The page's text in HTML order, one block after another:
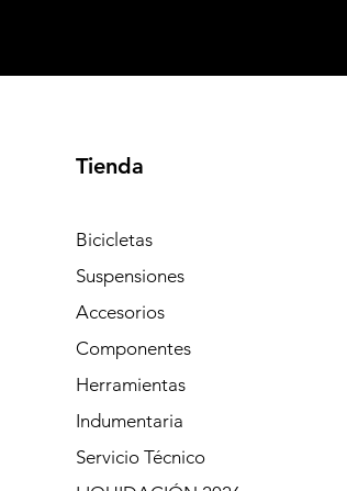
Tienda
Bicicletas
Suspensiones
Accesorios
Componentes
Herramientas
Indumentaria
Servicio Técnico